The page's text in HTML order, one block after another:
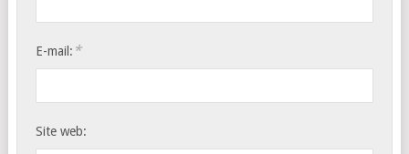
E-mail: *
Site web: